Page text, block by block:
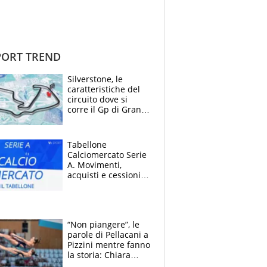
TREND
Silverstone, le
caratteristiche del
circuito dove si
corre il Gp di Gran
Tabellone
Calciomercato Serie
A. Movimenti,
acquisti e cessioni:
“Non piangere”, le
parole di Pellacani a
Pizzini mentre fanno
la storia: Chiara